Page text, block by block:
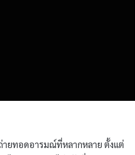
ายทอดอารมณ์ที่หลากหลาย ตั้งแต่